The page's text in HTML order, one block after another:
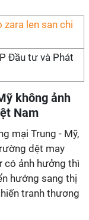
Đầu tư và Phát
không ảnh
Nam
mại Trung - Mỹ,
dệt may
có ảnh hưởng thì
hướng sang thị
tranh thương